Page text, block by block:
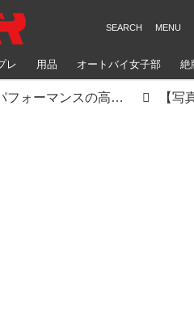
レ 用品 オートバイ女子部 絶
コストパフォーマンスの高いアルミケースがライズから登場！ 新ブランド「ハードワークス」の5製品を紹介